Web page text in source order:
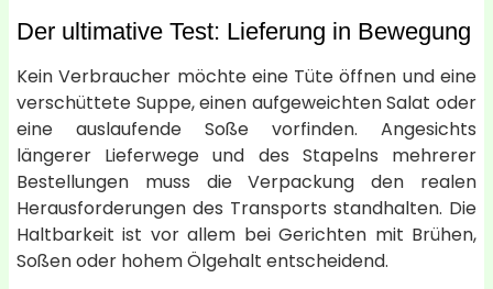
Der ultimative Test: Lieferung in Bewegung
Kein Verbraucher möchte eine Tüte öffnen und eine
verschüttete Suppe, einen aufgeweichten Salat oder
eine auslaufende Soße vorfinden. Angesichts
längerer Lieferwege und des Stapelns mehrerer
Bestellungen muss die Verpackung den realen
Herausforderungen des Transports standhalten. Die
Haltbarkeit ist vor allem bei Gerichten mit Brühen,
Soßen oder hohem Ölgehalt entscheidend.